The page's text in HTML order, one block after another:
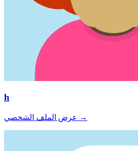
h
عرض الملف الشخصي →